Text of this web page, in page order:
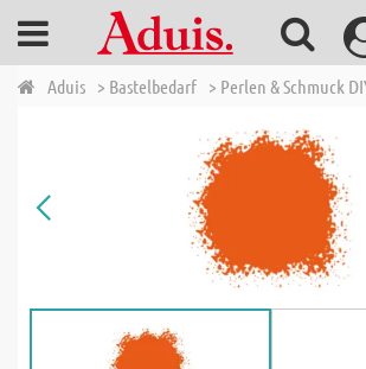
Aduis > Bastelbedarf > Perlen & Schmuck